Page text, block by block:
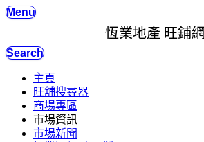
Menu
恆業地產 旺鋪網
Search
主頁
旺舖搜尋器
商場專區
市場資訊
市場新聞